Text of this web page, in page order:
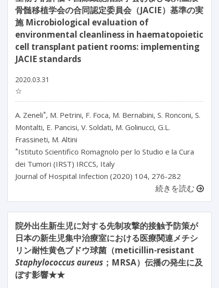
骨髄移植学会の合同認定委員会（JACIE）基準の実
施 Microbiological evaluation of
environmental cleanliness in haematopoietic
cell transplant patient rooms: implementing
JACIE standards
2020.03.31
☆
A. Zeneli*, M. Petrini, F. Foca, M. Bernabini, S. Ronconi, S.
Montalti, E. Pancisi, V. Soldati, M. Golinucci, G.L.
Frassineti, M. Altini
*Istituto Scientifico Romagnolo per lo Studio e la Cura
dei Tumori (IRST) IRCCS, Italy
Journal of Hospital Infection (2020) 104, 276-282
続きを読む
院外出生新生児に対する先制攻撃的接触予防策が
日本の新生児集中治療室における医療関連メチシ
リン耐性黄色ブドウ球菌（meticillin-resistant
Staphylococcus aureus ；MRSA）伝播の発生に及
ぼす影響★★